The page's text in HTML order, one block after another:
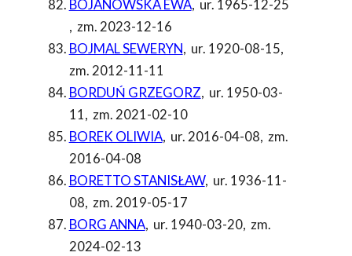
BOJANOWSKA EWA, ur. 1965-12-25
, zm. 2023-12-16
BOJMAL SEWERYN, ur. 1920-08-15,
zm. 2012-11-11
BORDUŃ GRZEGORZ, ur. 1950-03-
11, zm. 2021-02-10
BOREK OLIWIA, ur. 2016-04-08, zm.
2016-04-08
BORETTO STANISŁAW, ur. 1936-11-
08, zm. 2019-05-17
BORG ANNA, ur. 1940-03-20, zm.
2024-02-13